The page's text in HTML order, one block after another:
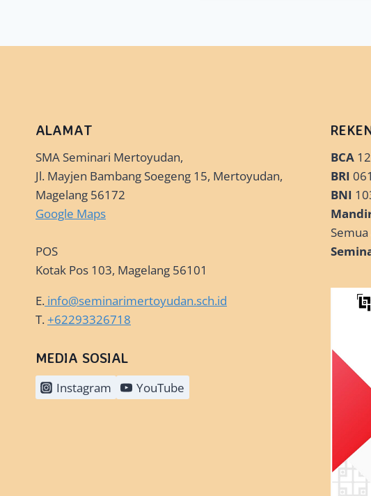
ALAMAT
SMA Seminari Mertoyudan,
Jl. Mayjen Bambang Soegeng 15, Mertoyudan,
Magelang 56172
Google Maps
POS
Kotak Pos 103, Magelang 56101
E. info@seminarimertoyudan.sch.id
T.+62293326718
MEDIA SOSIAL
Instagram YouTube
BCA
BRI
BNI